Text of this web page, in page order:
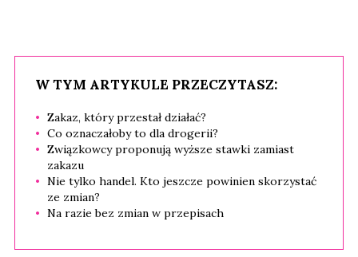
W TYM ARTYKULE PRZECZYTASZ:
Zakaz, który przestał działać?
Co oznaczałoby to dla drogerii?
Związkowcy proponują wyższe stawki zamiast
zakazu
Nie tylko handel. Kto jeszcze powinien skorzystać
ze zmian?
Na razie bez zmian w przepisach